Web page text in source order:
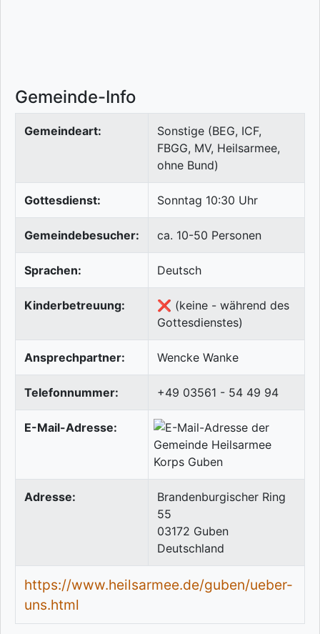
Gemeinde-Info
Gemeindeart:
Sonstige (BEG, ICF,
FBGG, MV, Heilsarmee,
ohne Bund)
Gottesdienst: Sonntag 10:30 Uhr
Gemeindebesucher: ca. 10-50 Personen
Sprachen: Deutsch
Kinderbetreuung:
❌ (keine - während des
Gottesdienstes)
Ansprechpartner: Wencke Wanke
Telefonnummer: +49 03561 - 54 49 94
E-Mail-Adresse:
Adresse:
Brandenburgischer Ring
55
03172 Guben
Deutschland
https://www.heilsarmee.de/guben/ueber-
uns.html